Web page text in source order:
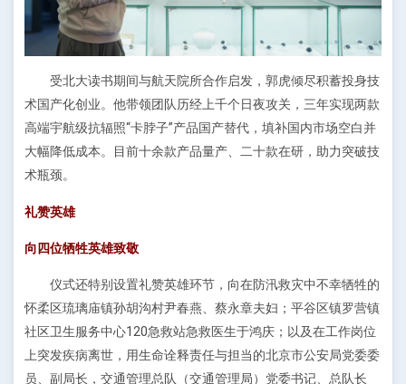
受北大读书期间与航天院所合作启发，郭虎倾尽积蓄投身技
术国产化创业。他带领团队历经上千个日夜攻关，三年实现两款
高端宇航级抗辐照“卡脖子”产品国产替代，填补国内市场空白并
大幅降低成本。目前十余款产品量产、二十款在研，助力突破技
术瓶颈。
礼赞英雄
向四位牺牲英雄致敬
仪式还特别设置礼赞英雄环节，向在防汛救灾中不幸牺牲的
怀柔区琉璃庙镇孙胡沟村尹春燕、蔡永章夫妇；平谷区镇罗营镇
社区卫生服务中心120急救站急救医生于鸿庆；以及在工作岗位
上突发疾病离世，用生命诠释责任与担当的北京市公安局党委委
员、副局长，交通管理总队（交通管理局）党委书记、总队长